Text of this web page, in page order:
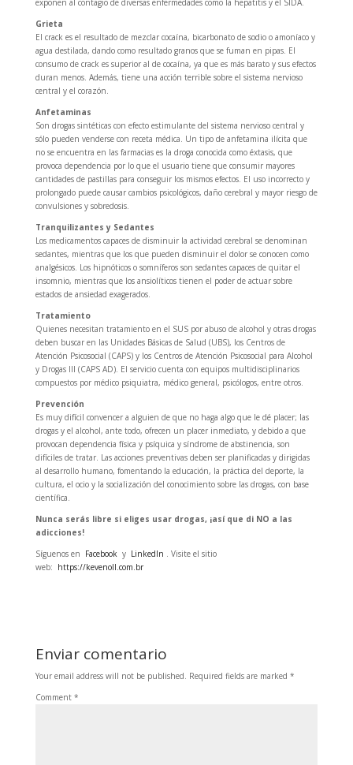
Grieta
El crack es el resultado de mezclar cocaína, bicarbonato de sodio o amoníaco y
agua destilada, dando como resultado granos que se fuman en pipas. El
consumo de crack es superior al de cocaína, ya que es más barato y sus efectos
duran menos. Además, tiene una acción terrible sobre el sistema nervioso
central y el corazón.
Anfetaminas
Son drogas sintéticas con efecto estimulante del sistema nervioso central y
sólo pueden venderse con receta médica. Un tipo de anfetamina ilícita que
no se encuentra en las farmacias es la droga conocida como éxtasis, que
provoca dependencia por lo que el usuario tiene que consumir mayores
cantidades de pastillas para conseguir los mismos efectos. El uso incorrecto y
prolongado puede causar cambios psicológicos, daño cerebral y mayor riesgo de
convulsiones y sobredosis.
Tranquilizantes y Sedantes
Los medicamentos capaces de disminuir la actividad cerebral se denominan
sedantes, mientras que los que pueden disminuir el dolor se conocen como
analgésicos. Los hipnóticos o somníferos son sedantes capaces de quitar el
insomnio, mientras que los ansiolíticos tienen el poder de actuar sobre
estados de ansiedad exagerados.
Tratamiento
Quienes necesitan tratamiento en el SUS por abuso de alcohol y otras drogas
deben buscar en las Unidades Básicas de Salud (UBS), los Centros de
Atención Psicosocial (CAPS) y los Centros de Atención Psicosocial para Alcohol
y Drogas III (CAPS AD). El servicio cuenta con equipos multidisciplinarios
compuestos por médico psiquiatra, médico general, psicólogos, entre otros.
Prevención
Es muy difícil convencer a alguien de que no haga algo que le dé placer; las
drogas y el alcohol, ante todo, ofrecen un placer inmediato, y debido a que
provocan dependencia física y psíquica y síndrome de abstinencia, son
difíciles de tratar. Las acciones preventivas deben ser planificadas y dirigidas
al desarrollo humano, fomentando la educación, la práctica del deporte, la
cultura, el ocio y la socialización del conocimiento sobre las drogas, con base
científica.
Nunca serás libre si eliges usar drogas, ¡así que di NO a las
adicciones!
Síguenos en Facebook y LinkedIn . Visite el sitio
web: https://kevenoll.com.br
Enviar comentario
Your email address will not be published. Required fields are marked *
Comment *